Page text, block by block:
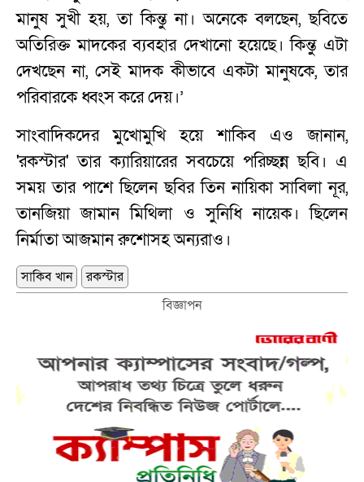
মানুষ সুখী হয়, তা কিন্তু না। অনেকে বলছেন, ছবিতে
অতিরিক্ত মাদকের ব্যবহার দেখানো হয়েছে। কিন্তু এটা
দেখছেন না, সেই মাদক কীভাবে একটা মানুষকে, তার
পরিবারকে ধ্বংস করে দেয়।’
সাংবাদিকদের মুখোমুখি হয়ে শাকিব এও জানান,
'রকস্টার' তার ক্যারিয়ারের সবচেয়ে পরিচ্ছন্ন ছবি। এ
সময় তার পাশে ছিলেন ছবির তিন নায়িকা সাবিলা নূর,
তানজিয়া জামান মিথিলা ও সুনিধি নায়েক। ছিলেন
নির্মাতা আজমান রুশোসহ অন্যরাও।
সাকিব খান
রকস্টার
বিজ্ঞাপন